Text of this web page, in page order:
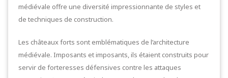
médiévale offre une diversité impressionnante de styles et
de techniques de construction.
Les châteaux forts sont emblématiques de l’architecture
médiévale. Imposants et imposants, ils étaient construits pour
servir de forteresses défensives contre les attaques